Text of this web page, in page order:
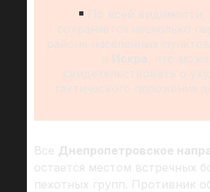
По всей видимости,
сохраняется несколько
районе населенных пунктов
и Искра, что
свидетельствовать о
тактического положения
Все Днепропетровское
остается местом встречных
пехотных групп. Противник